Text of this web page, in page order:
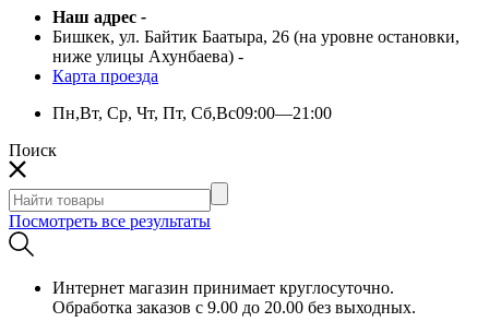
Наш адрес -
Бишкек, ул. Байтик Баатыра, 26 (на уровне остановки,
ниже улицы Ахунбаева) -
Карта проезда
Пн,Вт, Ср, Чт, Пт, Сб,Вс09:00—21:00
Поиск
Посмотреть все результаты
Интернет магазин принимает круглосуточно.
Обработка заказов с 9.00 до 20.00 без выходных.